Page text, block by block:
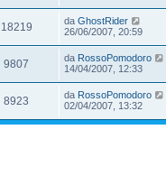
18219 da GhostRider
26/06/2007, 20:59
9807 da RossoPomodoro
14/04/2007, 12:33
8923 da RossoPomodoro
02/04/2007, 13:32